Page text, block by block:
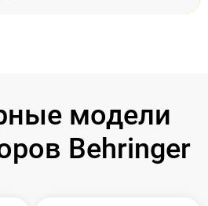
модели
Behringer